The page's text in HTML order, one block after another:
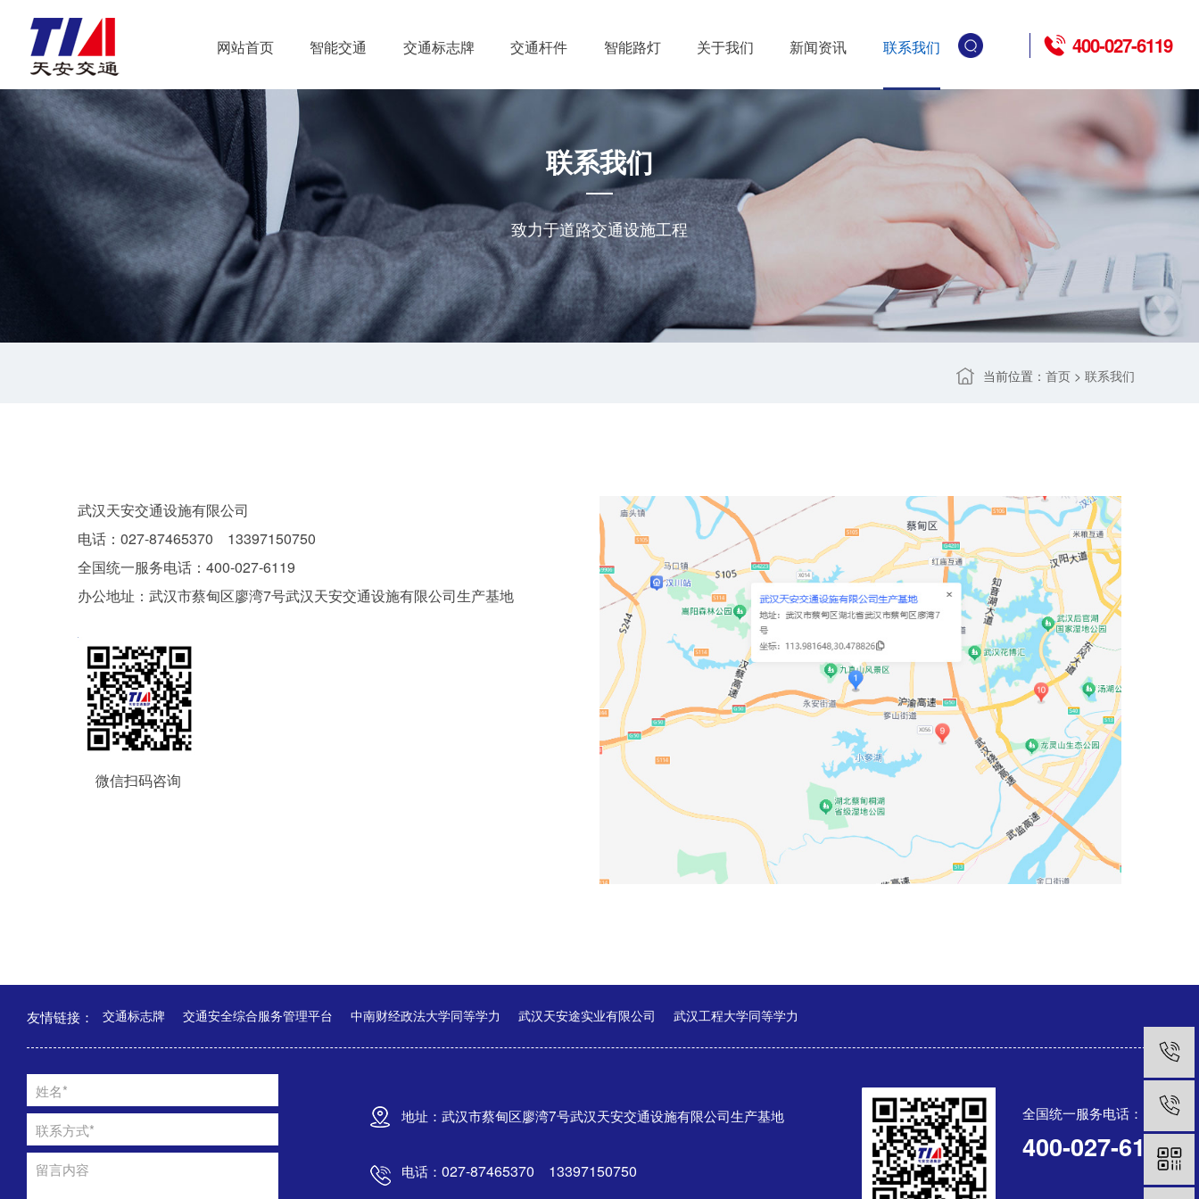
网站首页 智能交通 交通标志牌 交通杆件 智能路灯 关于我们 新闻资讯 联系我们 400-027-6119
联系我们
致力于道路交通设施工程
当前位置： 首页 > 联系我们
武汉天安交通设施有限公司
电话： 027-87465370 13397150750
全国统一服务电话：400-027-6119
办公地址： 武汉市蔡甸区廖湾7号武汉天安交通设施有限公司生产基地
微信扫码咨询
友情链接： 交通标志牌 交通安全综合服务管理平台 中南财经政法大学同等学力 武汉天安途实业有限公司 武汉工程大学同等学力
姓名*
联系方式*
留言内容
地址：武汉市蔡甸区廖湾7号武汉天安交通设施有限公司生产基地
电话：027-87465370 13397150750
全国统一服务电话：
400-027-6119